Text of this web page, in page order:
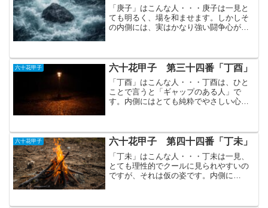
「庚子」はこんな人・・・庚子は一見と
ても明るく、場を和ませます。しかしそ
の内側には、実はかなり強い闘争心が秘
無意識にキャッチする繊細で鋭い感性で
す。数字や仕組み、ロジッ...
六十花甲子 六十花甲子 第三十四番「丁酉」
「丁酉」はこんな人・・・丁酉は、ひと
ことで言うと「ギャップのある人」で
す。内側にはとても純粋でやさしい心を
静かな孤独を抱えているので...
六十花甲子 六十花甲子 第四十四番「丁未」
「丁未」はこんな人・・・丁未は一見、
とても理性的でクールに見られやすいの
ですが、それは仮の姿です。内側に